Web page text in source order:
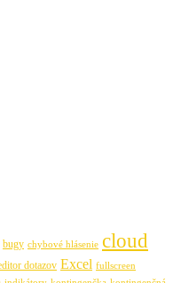
bugy chybové hlásenie cloud
dotazov Excel fullscreen